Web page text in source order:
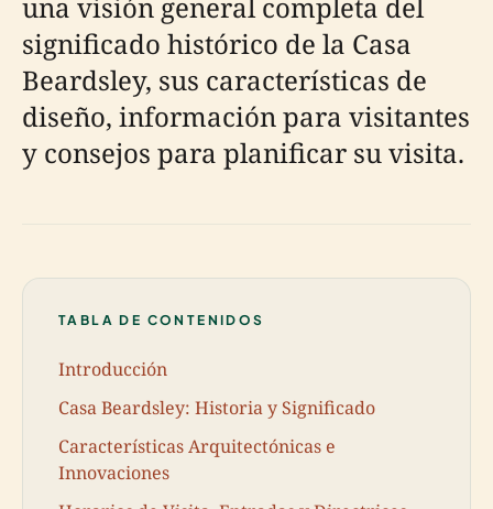
significado histórico de la Casa
Beardsley, sus características de
diseño, información para visitantes
y consejos para planificar su visita.
TABLA DE CONTENIDOS
Introducción
Casa Beardsley: Historia y Significado
Características Arquitectónicas e
Innovaciones